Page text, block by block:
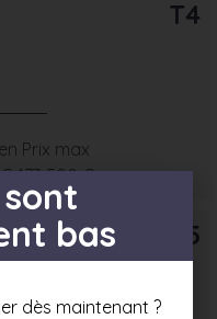
T4
Prix max
173 500 €
T5
bas
dès maintenant ?